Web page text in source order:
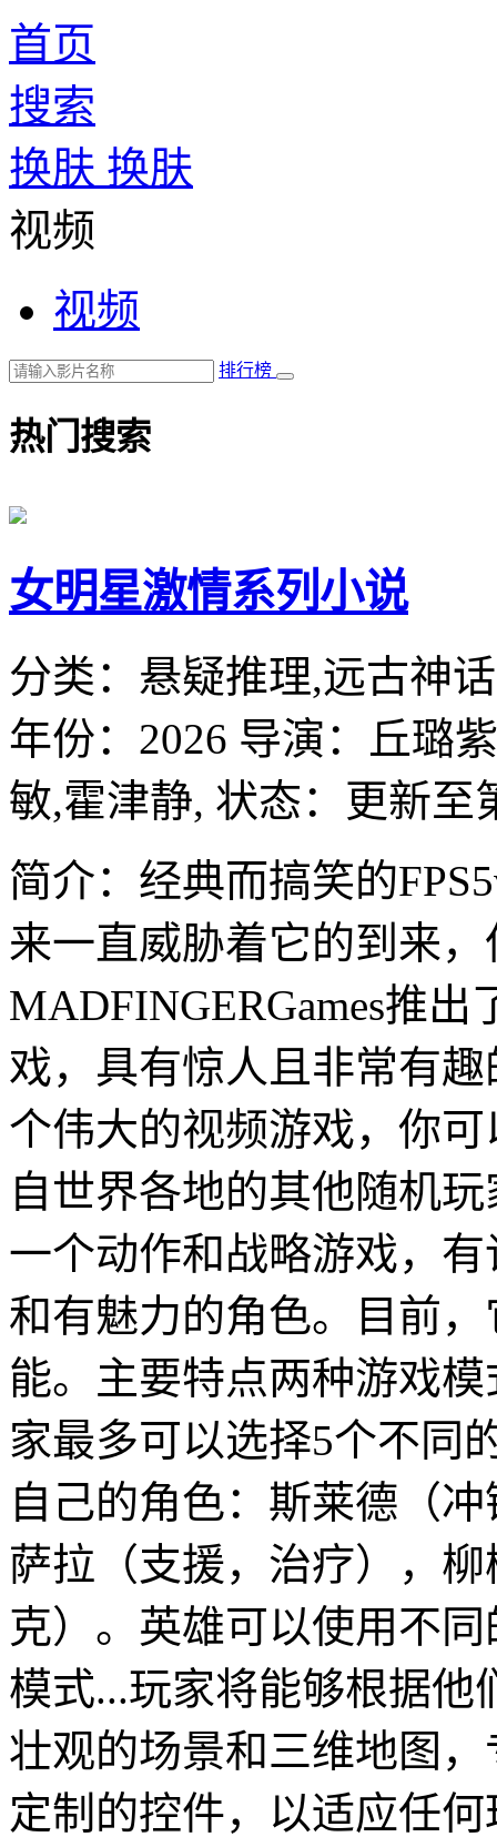
首页
搜索
换肤 换肤
视频
视频
排行榜
热门搜索
女明星激情系列小说
分类： 悬疑推理,远古神
年份： 2026 导演：
丘璐
敏,霍津静, 状态：更新至
简介：经典而搞笑的
来一直威胁着它的到来
MADFINGERGames推
戏，具有惊人且非常有
个伟大的视频游戏，你
自世界各地的其他随机
一个动作和战略游戏，
和有魅力的角色。目前
能。主要特点两种游戏
家最多可以选择5个不同
自己的角色：斯莱德（
萨拉（支援，治疗），
克）。英雄可以使用不
模式...玩家将能够根据
壮观的场景和三维地图
定制的控件，以适应任